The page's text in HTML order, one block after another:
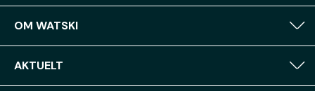
OM WATSKI
AKTUELT